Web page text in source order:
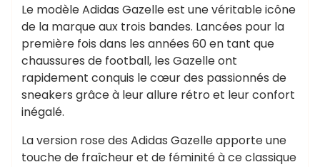
Le modèle Adidas Gazelle est une véritable icône
de la marque aux trois bandes. Lancées pour la
première fois dans les années 60 en tant que
chaussures de football, les Gazelle ont
rapidement conquis le cœur des passionnés de
sneakers grâce à leur allure rétro et leur confort
inégalé.
La version rose des Adidas Gazelle apporte une
touche de fraîcheur et de féminité à ce classique